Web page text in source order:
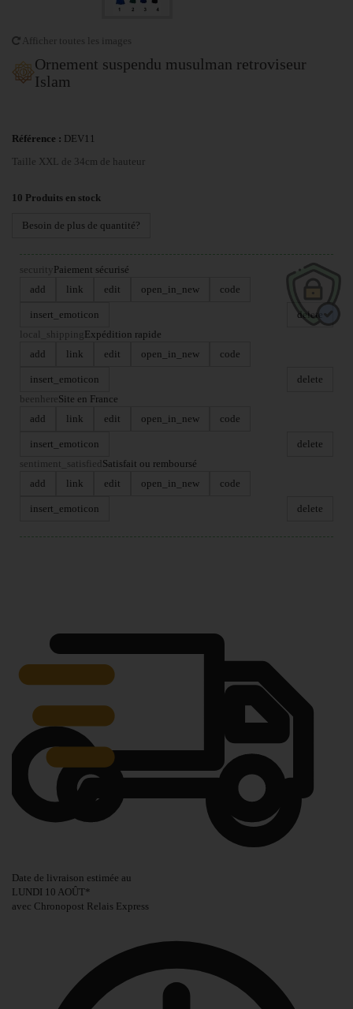
Afficher toutes les images
Ornement suspendu musulman retroviseur
Islam
Référence : DEV11
Taille XXL de 34cm de hauteur
10 Produits en stock
Besoin de plus de quantité?
security Paiement sécurisé
add
link edit open_in_new code
insert_emoticon
delete
local_shipping Expédition rapide
add
link edit open_in_new code
insert_emoticon
delete
beenhereSite en France
add
link edit open_in_new code
insert_emoticon
delete
sentiment_satisfied Satisfait ou remboursé
add
link edit open_in_new code
insert_emoticon delete
Date de livraison estimée au
LUNDI 10 AOÛT*
avec Chronopost Relais Express